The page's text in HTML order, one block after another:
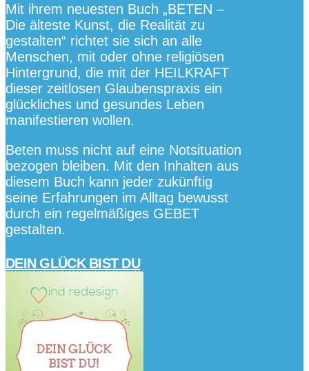
Mit ihrem neuesten Buch „BETEN –
Die älteste Kunst, die Realität zu
gestalten“ richtet sie sich an alle
Menschen, mit oder ohne religiösen
Hintergrund, die mit der HEILKRAFT
dieser zeitlosen Glaubenspraxis ein
glückliches und gesundes Leben
manifestieren wollen.
Beten muss nicht auf eine Notsituation
bezogen bleiben. Mit den Inhalten aus
diesem Buch kann jeder zukünftig
seine Erfahrungen im Alltag bewusst
durch ein regelmäßiges GEBET
gestalten.
DEIN GLÜCK BIST DU